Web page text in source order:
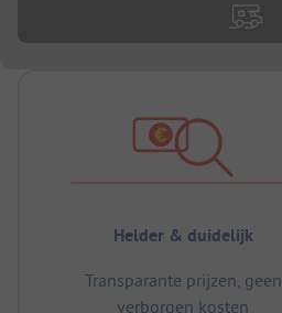
Helder & duidelijk
Transparante prijzen, geen
verborgen kosten